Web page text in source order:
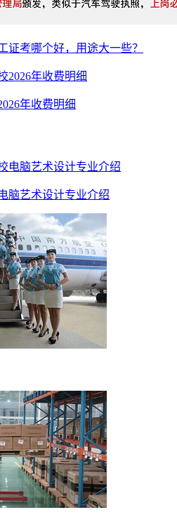
证考哪个好，用途大一些？
年收费明细
脑艺术设计专业介绍